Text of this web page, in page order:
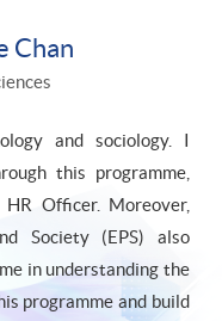
Chan
and sociology. I
this programme,
Officer. Moreover,
Society (EPS) also
in understanding the
programme and build